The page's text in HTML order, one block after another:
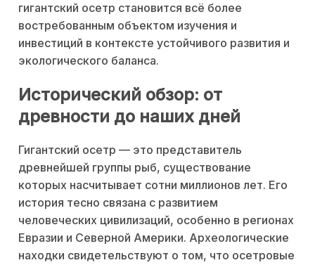
гигантский осетр становится всё более
востребованным объектом изучения и
инвестиций в контексте устойчивого развития и
экологического баланса.
Исторический обзор: от
древности до наших дней
Гигантский осетр — это представитель
древнейшей группы рыб, существование
которых насчитывает сотни миллионов лет. Его
история тесно связана с развитием
человеческих цивилизаций, особенно в регионах
Евразии и Северной Америки. Археологические
находки свидетельствуют о том, что осетровые